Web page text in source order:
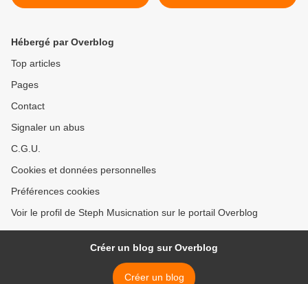
Sauvage » !
Hébergé par Overblog
Top articles
Pages
Contact
Signaler un abus
C.G.U.
Cookies et données personnelles
Préférences cookies
Voir le profil de Steph Musicnation sur le portail Overblog
Créer un blog sur Overblog
Créer un blog